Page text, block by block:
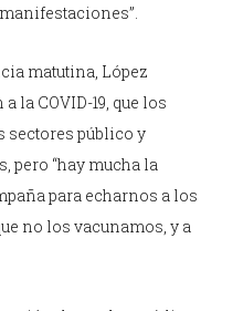
matutina, López
la COVID-19, que los
sectores público y
pero “hay mucha la
para echarnos a los
no los vacunamos, y a